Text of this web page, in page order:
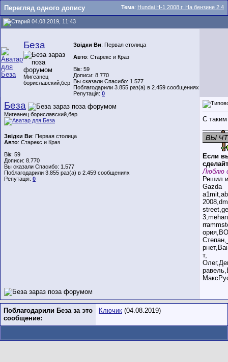
Тема: Hundai H-1 2008 г. На бензине 2.4
Перегляд одного допису
04.08.2019, 11:43
Беза
Мигеанец
бориславский,бер
Звідки Ви: Первая столица
Авто: Старекс и Краз
Вік: 59
Дописи: 8.770
Вы сказали Спасибо: 1.577
Поблагодарили 3.855 раз(а) в 2.459 сообщениях
Репутація: 0
Беза
Мигеанец бориславский,бер
Звідки Ви: Первая столица
Авто: Старекс и Краз
Вік: 59
Дописи: 8.770
Вы сказали Спасибо: 1.577
Поблагодарили 3.855 раз(а) в 2.459 сообщениях
Репутація: 0
С
Если
Люблю
Решил
Gazda
т,
Поблагодарили Беза за это
сообщение:
Ключик (04.08.2019)